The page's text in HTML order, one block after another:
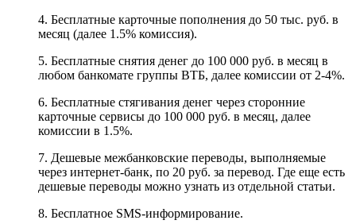
4. Бесплатные карточные пополнения до 50 тыс. руб. в
месяц (далее 1.5% комиссия).
5. Бесплатные снятия денег до 100 000 руб. в месяц в
любом банкомате группы ВТБ, далее комиссии от 2-4%.
6. Бесплатные стягивания денег через сторонние
карточные сервисы до 100 000 руб. в месяц, далее
комиссии в 1.5%.
7. Дешевые межбанковские переводы, выполняемые
через интернет-банк, по 20 руб. за перевод. Где еще есть
дешевые переводы можно узнать из отдельной статьи.
8. Бесплатное SMS-информирование.